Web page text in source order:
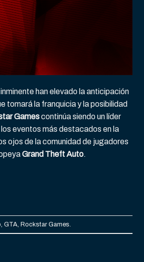
han elevado la anticipación
tomará la franquicia y la posibilidad
Gamescontinúa siendo un líder
eventos más destacados en la
ojos de la comunidad de jugadores
Grand Theft Auto.
GTA Rockstar Games